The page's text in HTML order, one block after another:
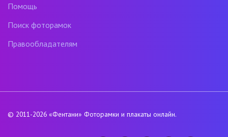
Помощь
Поиск фоторамок
Правообладателям
© 2011-2026 «Фентани» Фоторамки и плакаты онлайн.